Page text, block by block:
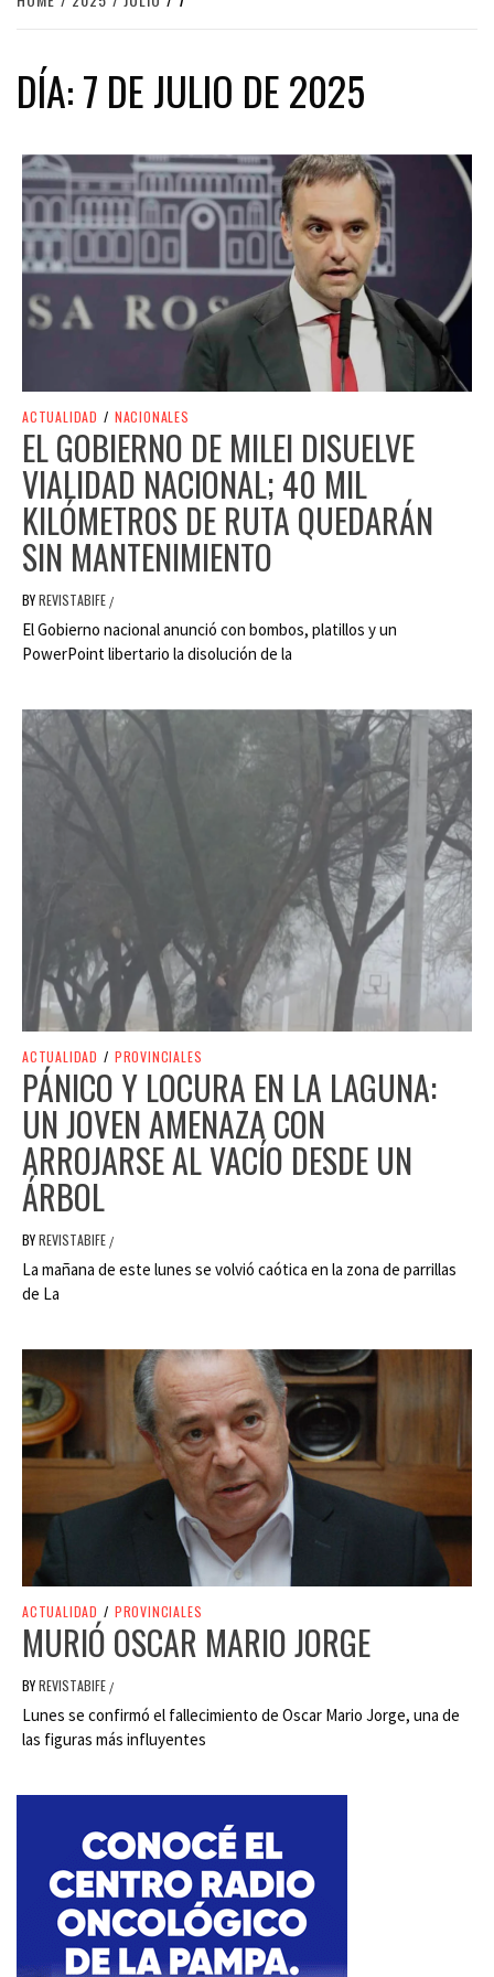
DÍA:7 DE JULIO DE 2025
ACTUALIDAD / NACIONALES
EL GOBIERNO DE MILEI DISUELVE
VIALIDAD NACIONAL; 40 MIL
KILÓMETROS DE RUTA QUEDARÁN
SIN MANTENIMIENTO
BYREVISTABIFE /
El Gobierno nacional anunció con bombos, platillos y un
PowerPoint libertario la disolución de la
ACTUALIDAD / PROVINCIALES
PÁNICO Y LOCURA EN LA LAGUNA:
UN JOVEN AMENAZA CON
ARROJARSE AL VACÍO DESDE UN
ÁRBOL
BYREVISTABIFE /
La mañana de este lunes se volvió caótica en la zona de parrillas
de La
ACTUALIDAD / PROVINCIALES
MURIÓ OSCAR MARIO JORGE
BYREVISTABIFE /
Lunes se confirmó el fallecimiento de Oscar Mario Jorge, una de
las figuras más influyentes